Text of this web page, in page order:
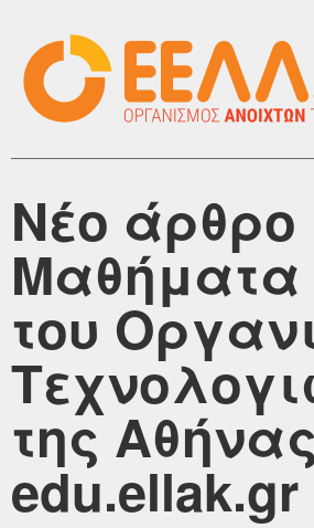
Νέο άρθρο
Μαθήματα
του
της
edu.ellak.gr